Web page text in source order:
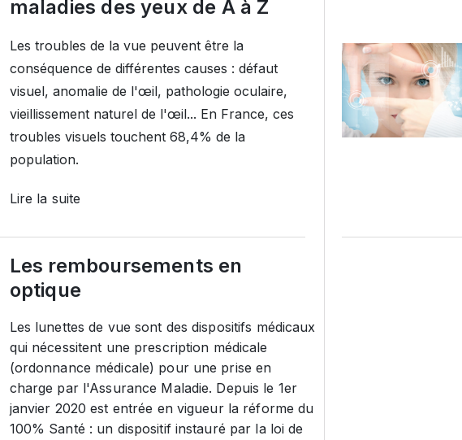
maladies des yeux de A à Z
Les troubles de la vue peuvent être la
conséquence de différentes causes : défaut
visuel, anomalie de l'œil, pathologie oculaire,
vieillissement naturel de l'œil... En France, ces
troubles visuels touchent 68,4% de la
population.
Lire la suite
Les remboursements en
optique
Les lunettes de vue sont des dispositifs médicaux
qui nécessitent une prescription médicale
(ordonnance médicale) pour une prise en
charge par l'Assurance Maladie. Depuis le 1er
janvier 2020 est entrée en vigueur la réforme du
100% Santé : un dispositif instauré par la loi de